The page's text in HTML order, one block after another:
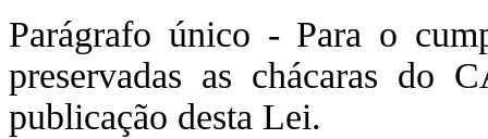
Parágrafo único - Para o
preservadas as chácaras
publicação desta Lei.